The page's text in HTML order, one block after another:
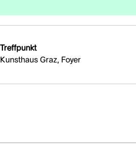
Treffpunkt
Kunsthaus Graz, Foyer